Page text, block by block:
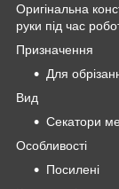
Оригінальна
руки під час
Призначення
Для
Вид
Секатори
Особливості
Посилені